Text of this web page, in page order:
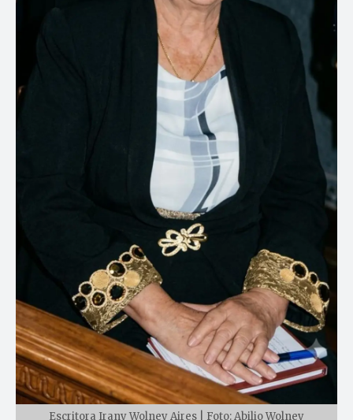
Escritora Irany Wolney Aires | Foto: Abilio Wolney